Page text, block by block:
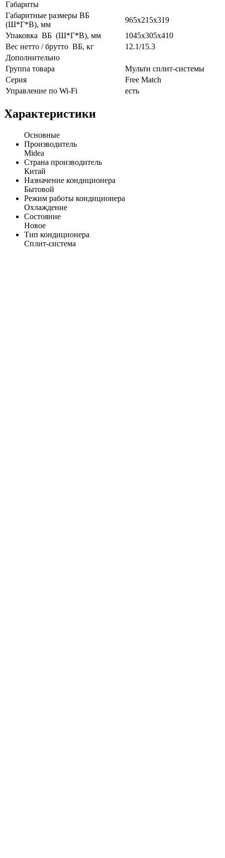
Габариты
Габаритные размеры ВБ
(Ш*Г*В), мм
965x215x319
Упаковка ВБ (Ш*Г*В), мм
1045x305x410
Вес нетто / брутто ВБ, кг
12.1/15.3
Дополнительно
Группа товара
Мульти сплит-системы
Серия
Free Match
Управление по Wi-Fi
есть
Характеристики
Основные
Производитель
Midea
Страна производитель
Китай
Назначение кондиционера
Бытовой
Режим работы кондиционера
Охлаждение
Состояние
Новое
Тип кондиционера
Сплит-система